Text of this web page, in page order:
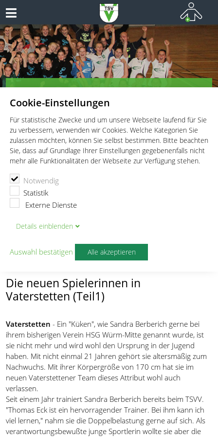
Cookie-Einstellungen
Für statistische Zwecke und um unsere Webseite laufend für Sie
zu verbessern, verwenden wir Cookies. Welche Kategorien Sie
zulassen möchten, können Sie selbst bestimmen. Bitte beachten
Sie, dass auf Grundlage Ihrer Einstellungen gegebenenfalls nicht
mehr alle Funktionalitäten der Webseite zur Verfügung stehen.
Notwendig
Statistik
Externe Dienste
Details einblenden
Auswahl bestätigen Alle akzeptieren
Handballern des TSV Vaterstetten!
Teamsport vom Allerfeinsten
TSV Vaterstetten e.V.
Sandy bringt Schwung und Stimmung nach Vaterstetten
Sandy bringt Schwung und
Stimmung nach Vaterstetten
Wilfried Gillmeister
Die neuen Spielerinnen in
Vaterstetten (Teil1)
Vaterstetten - Ein "Küken", wie Sandra Berberich gerne bei
ihrem bisherigen Verein HSG Würm-Mitte genannt wurde, ist
sie nicht mehr und wird wohl den Ursprung in der Jugend
haben. Mit nicht einmal 21 Jahren gehört sie altersmäßig zum
Nachwuchs. Mit ihrer Körpergröße von 170 cm hat sie im
neuen Vaterstettener Team dieses Attribut wohl auch
verlassen.
Seit einem Jahr trainiert Sandra Berberich bereits beim TSVV.
"Thomas Eck ist ein hervorragender Trainer. Bei ihm kann ich
viel lernen," nahm sie die Doppelbelastung gerne auf sich. Als
verantwortungsbewußte junge Sportlerin wollte sie aber die